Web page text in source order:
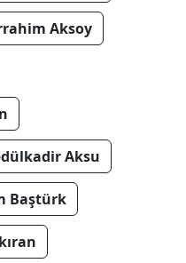
Aksoy
Aksu
Baştürk